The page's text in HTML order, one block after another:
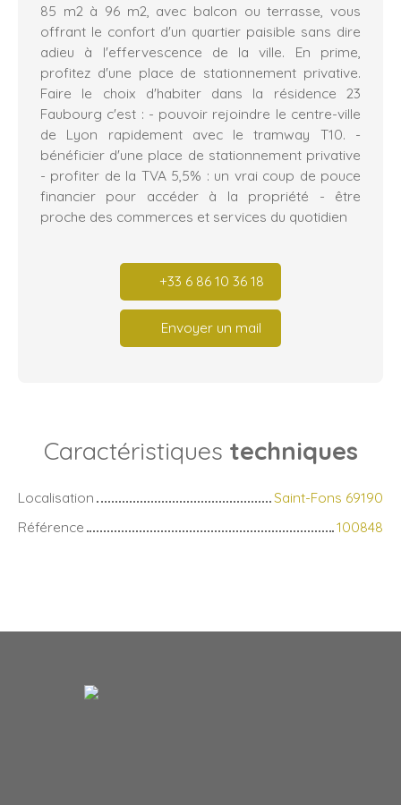
85 m2 à 96 m2, avec balcon ou terrasse, vous
offrant le confort d'un quartier paisible sans dire
adieu à l'effervescence de la ville. En prime,
profitez d'une place de stationnement privative.
Faire le choix d'habiter dans la résidence 23
Faubourg c'est : - pouvoir rejoindre le centre-ville
de Lyon rapidement avec le tramway T10. -
bénéficier d'une place de stationnement privative
- profiter de la TVA 5,5% : un vrai coup de pouce
financier pour accéder à la propriété - être
proche des commerces et services du quotidien
+33 6 86 10 36 18
Envoyer un mail
Caractéristiques techniques
Localisation
Saint-Fons 69190
Référence
100848